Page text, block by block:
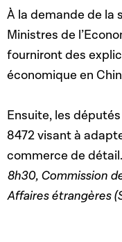
À la demande de la
Ministres de
fourniront des
économique en
Ensuite, les
8472 visant à
commerce de détail.
8h30, Commission
Affaires étrangères